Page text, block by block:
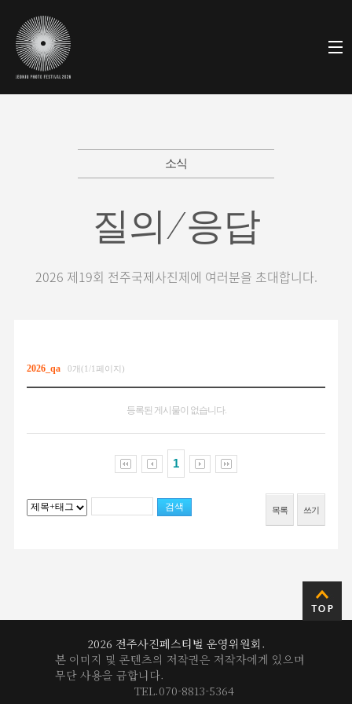
소식
질의/응답
2026 제19회 전주국제사진제에 여러분을 초대합니다.
2026_qa 0개(1/1페이지)
등록된 게시물이 없습니다.
1
목록 쓰기
2026 전주사진페스티벌 운영위원회.
본 이미지 및 콘텐츠의 저작권은 저작자에게 있으며
무단 사용을 금합니다.
TEL.070-8813-5364